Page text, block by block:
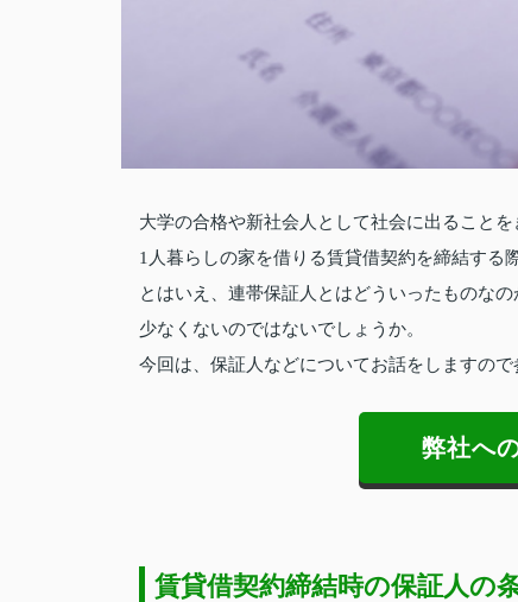
大学の合格や新社会人として社会に出ること
1人暮らしの家を借りる賃貸借契約を締結する
とはいえ、連帯保証人とはどういったものな
少なくないのではないでしょうか。
今回は、保証人などについてお話をしますので
弊社へ
賃貸借契約締結時の保証人の